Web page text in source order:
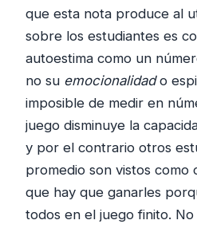
que esta nota produce al
sobre los estudiantes es
autoestima como un
no su emocionalidado
imposible de medir en
juego disminuye la
y por el contrario otros
promedio son vistos como
que hay que ganarles
todos en el juego finito.